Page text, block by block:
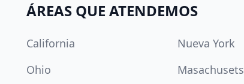
ÁREAS QUE ATENDEMOS
California Nueva York
Ohio
Masachusets